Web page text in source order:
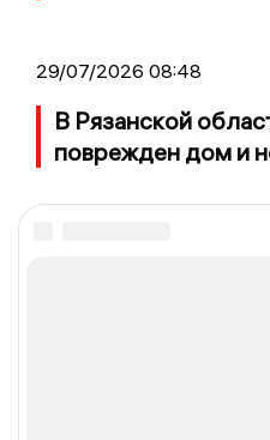
29/07/2026 08:48
В Рязанской
поврежден дом и